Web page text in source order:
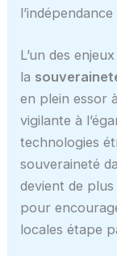
L’un des
la
en plein essor
vigilante à
technologies
souveraineté
devient de
pour
locales étape